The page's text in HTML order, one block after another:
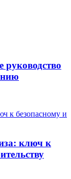
руководство
ключ к